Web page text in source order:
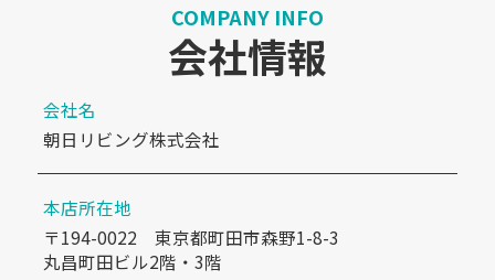
COMPANY INFO
会社情報
会社名
朝日リビング株式会社
本店所在地
〒194-0022 東京都町田市森野1-8-3
丸昌町田ビル2階・3階